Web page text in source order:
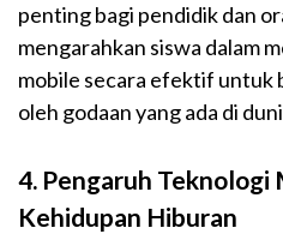
penting bagi pendidik dan
mengarahkan siswa dalam
mobile secara efektif untuk
oleh godaan yang ada di
4. Pengaruh Teknologi
Kehidupan Hiburan